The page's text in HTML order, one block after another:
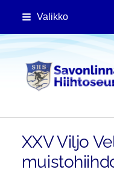
Siirry
sisältöön
Valikko
XXV Viljo